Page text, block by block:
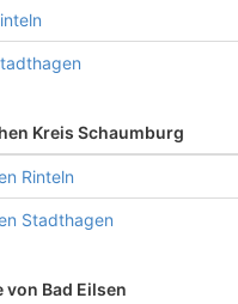
Kreis Schaumburg
Rinteln
Stadthagen
von Bad Eilsen